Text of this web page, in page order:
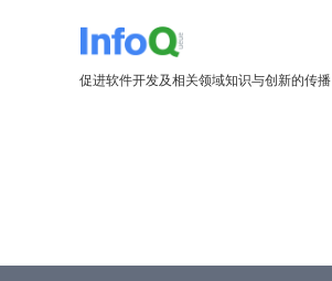
促进软件开发及相关领域知识与创新的传播